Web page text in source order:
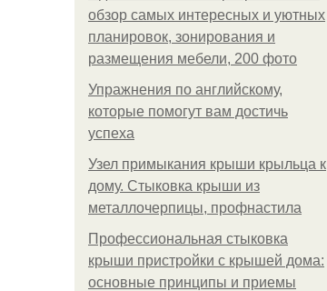
обзор самых интересных и уютных
планировок, зонирования и
размещения мебели, 200 фото
Упражнения по английскому,
которые помогут вам достичь
успеха
Узел примыкания крыши крыльца к
дому. Стыковка крыши из
металлочерпицы, профнастила
Профессиональная стыковка
крыши пристройки с крышей дома:
основные принципы и приемы